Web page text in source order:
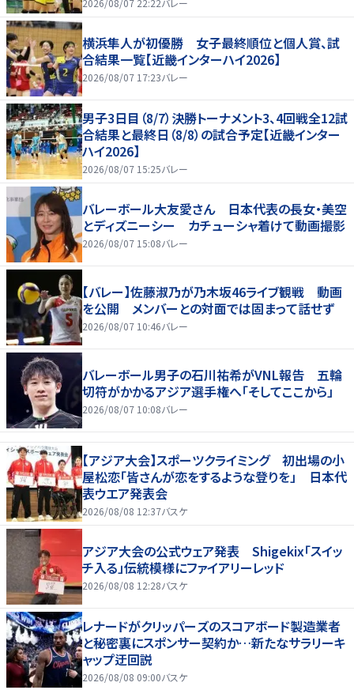
横浜隼人が初優勝 女子最終順位と個人賞、試
合結果一覧【近畿インターハイ2026】
2026/08/07 17:23バレー
男子3日目（8/7）決勝トーナメント3、4回戦全12試
合結果と最終日（8/8）の試合予定【近畿インター
ハイ2026】
2026/08/07 15:25バレー
バレーボール大友愛さん 日本代表の長女・美空
とディズニーシー カチューシャ着けて動画撮影
2026/08/07 15:08バレー
【バレー】佐藤淑乃が乃木坂46ライブ観戦 動画
を公開 メンバーとの対面では固まって話せず
2026/08/07 10:46バレー
バレーボール男子の石川祐希がVNL報告 五輪
切符がかかるアジア選手権へ「そしてここから」
2026/08/07 10:08バレー
【アジア大会】スポーツクライミング 初出場の小
屋松恋「皆さんが恋をするような登りを」 日本代
表ウエア発表会
2026/08/08 12:37バスケ
アジア大会の公式ウェア発表 Shigekix「スイッ
チ入る」伝統模様にファイアリーレッド
2026/08/08 12:28バスケ
レナードがクリッパーズのスコアボード製造業者
と秘密裏にスポンサー契約か‬…新たなサラリーキ
ャップ迂回説
2026/08/08 09:00バスケ